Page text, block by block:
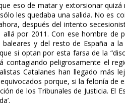
eso de matar y extorsionar
les quedaba una salida. No es
después del intento
por 2011. Con ese hombre de
y del resto de España a
si optan por esta farsa de la
peligrosamente el
Catalanes han llegado más
porque, si la felonía de
de los Tribunales de Justicia. El